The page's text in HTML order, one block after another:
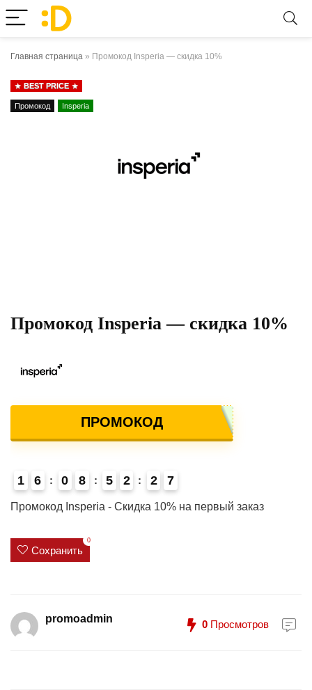
Главная страница » Промокод Insperia — скидка 10%
BEST PRICE
Промокод Insperia
Промокод Insperia — скидка 10%
ПРОМОКОД
1
4
6 0 8 5 2 2 7
Промокод Insperia - Скидка 10% на первый заказ
Сохранить
0
promoadmin 0 Просмотров